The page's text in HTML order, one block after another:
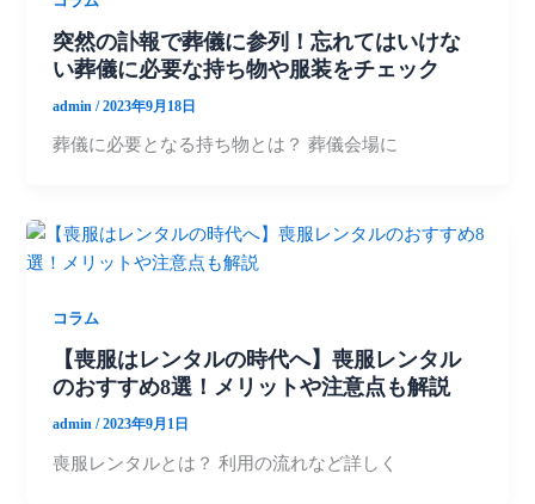
突然の訃報で葬儀に参列！忘れてはいけな
い葬儀に必要な持ち物や服装をチェック
admin/2023年9月18日
葬儀に必要となる持ち物とは？ 葬儀会場に
コラム
【喪服はレンタルの時代へ】喪服レンタル
のおすすめ8選！メリットや注意点も解説
admin/2023年9月1日
喪服レンタルとは？ 利用の流れなど詳しく